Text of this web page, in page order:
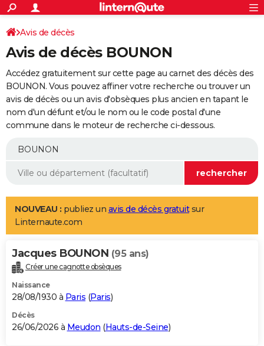
ACTUALITÉS
Politique
Société
Faits Divers
Education
Monde
Villes
+
SPORT
Coupe du monde 2026
Football
Tennis
Cyclisme
Rugby
Forum
Programme TV
TNT
Streaming
Cinéma
Sorties cinéma
Musique
+
FINANCE
Retraite
Epargne
Immobilier
Risques naturels par ville
Banque
Assurance
AUTO
Essais
Réserver un essai
Citadines
Berlines
SUV
Forum auto
+
Mobiles
Meilleur smartphone
Internet
Ordinateurs
Jeux vidéo
Guide high-tech
Aménagement intérieur
LIFESTYLE
Art de vivre
Bien-être
Loisirs
Mode
Modes de vie
Alimentation
Guide de la santé
Maladies
Médicaments
Sommeil
VOYAGE
Destinations
City break
Voyage nature
Voyage de noces
Forum
Climat
+PHOTO
GUIDES D'ACHAT
BONS PLANS
Avis de décès
Avis de décès BOUNON
Accédez gratuitement sur cette page au carnet des décès des
BOUNON. Vous pouvez affiner votre recherche ou trouver un
avis de décès ou un avis d'obsèques plus ancien en tapant le
nom d'un défunt et/ou le nom ou le code postal d'une
commune dans le moteur de recherche ci-dessous.
NOUVEAU : publiez un avis de décès gratuitsur
Linternaute.com
Jacques BOUNON (95 ans)
Créer une cagnotte obsèques
Naissance
28/08/1930 à Paris (Paris)
Décès
26/06/2026 à Meudon (Hauts-de-Seine)